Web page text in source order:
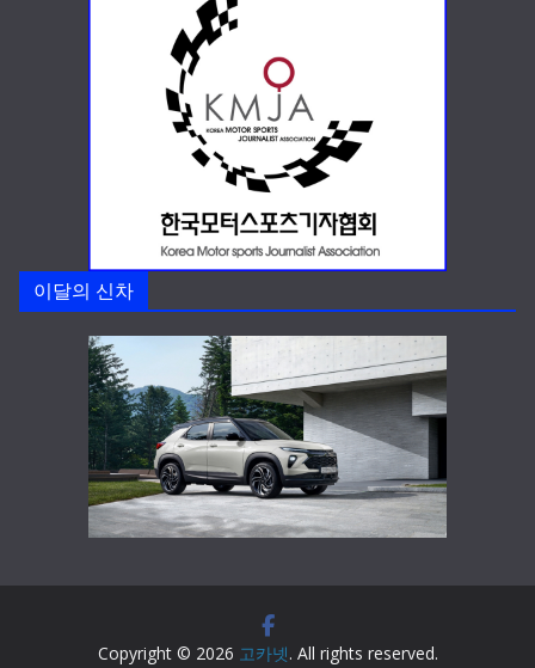
이달의 신차
Copyright © 2026 고카넷. All rights reserved.